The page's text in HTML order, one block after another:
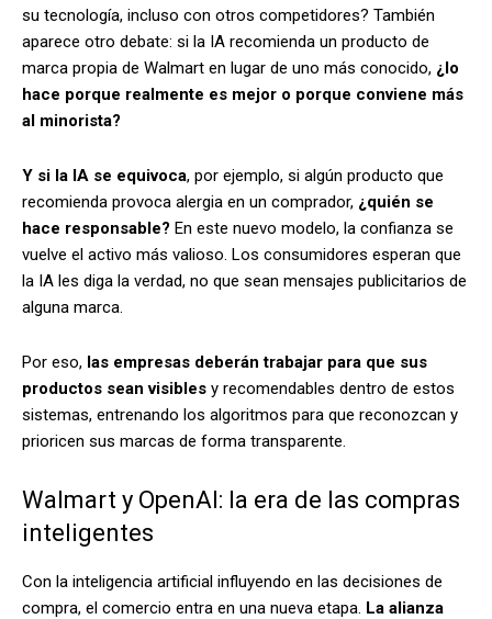
su tecnología, incluso con otros competidores? También
aparece otro debate: si la IA recomienda un producto de
marca propia de Walmart en lugar de uno más conocido, ¿lo
hace porque realmente es mejor o porque conviene más
al minorista?
Y si la IA se equivoca, por ejemplo, si algún producto que
recomienda provoca alergia en un comprador, ¿quién se
hace responsable? En este nuevo modelo, la confianza se
vuelve el activo más valioso. Los consumidores esperan que
la IA les diga la verdad, no que sean mensajes publicitarios de
alguna marca.
Por eso, las empresas deberán trabajar para que sus
productos sean visibles y recomendables dentro de estos
sistemas, entrenando los algoritmos para que reconozcan y
prioricen sus marcas de forma transparente.
Walmart y OpenAI: la era de las compras
inteligentes
Con la inteligencia artificial influyendo en las decisiones de
compra, el comercio entra en una nueva etapa. La alianza